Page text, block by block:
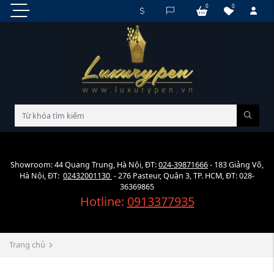
0
0
Showroom: 44 Quang Trung, Hà Nội, ĐT:024-39871666- 183 Giảng Võ,
Hà Nội, ĐT: 02432001130 - 276 Pasteur, Quận 3, TP. HCM, ĐT: 028-
36369865
Hotline: 0913377935
Trang chủ